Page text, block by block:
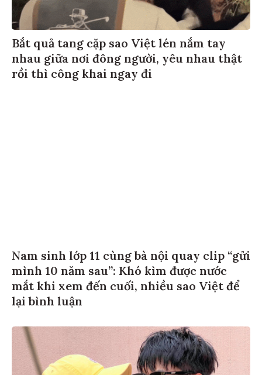
Bắt quả tang cặp sao Việt lén nắm tay
nhau giữa nơi đông người, yêu nhau thật
rồi thì công khai ngay đi
Nam sinh lớp 11 cùng bà nội quay clip “gửi
mình 10 năm sau”: Khó kìm được nước
mắt khi xem đến cuối, nhiều sao Việt để
lại bình luận